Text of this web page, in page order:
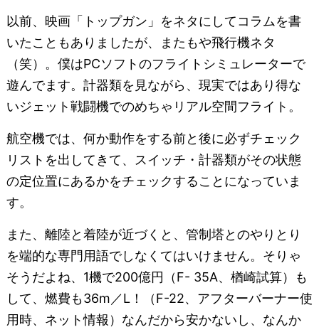
以前、映画「トップガン」をネタにしてコラムを書
いたこともありましたが、またもや飛行機ネタ
（笑）。僕はPCソフトのフライトシミュレーターで
遊んでます。計器類を見ながら、現実ではあり得な
いジェット戦闘機でのめちゃリアル空間フライト。
航空機では、何か動作をする前と後に必ずチェック
リストを出してきて、スイッチ・計器類がその状態
の定位置にあるかをチェックすることになっていま
す。
また、離陸と着陸が近づくと、管制塔とのやりとり
を端的な専門用語でしなくてはいけません。そりゃ
そうだよね、1機で200億円（F- 35A、楢崎試算）も
して、燃費も36m／L！（F-22、アフターバーナー使
用時、ネット情報）なんだから安かないし、なんか